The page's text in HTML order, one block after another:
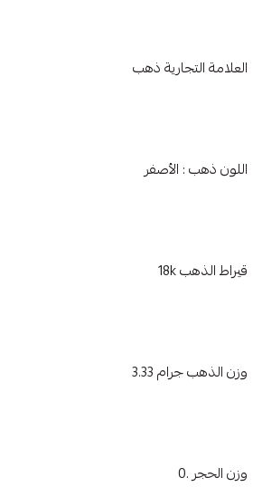
العلامة التجارية ذهب
اللون ذهب : الأصفر
قيراط الذهب 18k
وزن الذهب جرام 3.33
وزن الحجر .0